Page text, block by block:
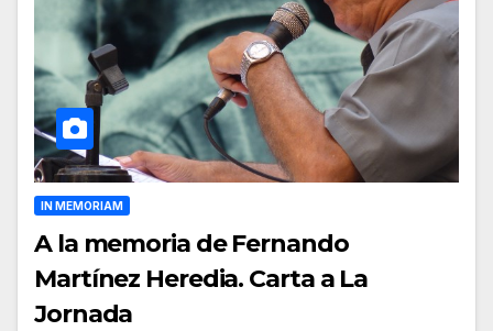
IN MEMORIAM
A la memoria de Fernando
Martínez Heredia. Carta a La
Jornada